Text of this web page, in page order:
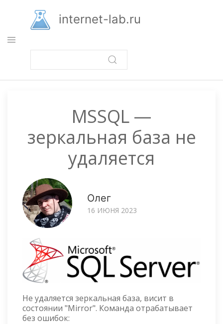
основному
содержанию
internet-lab.ru
MSSQL —
зеркальная база не
удаляется
Олег
16 ИЮНЯ 2023
Не удаляется зеркальная база, висит в
состоянии "Mirror". Команда отрабатывает
без ошибок: